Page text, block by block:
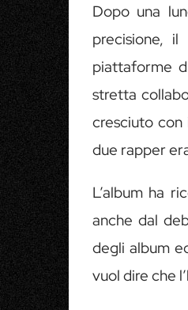
Dopo una
precisione,
piattaforme
stretta
cresciuto
due rapper
L’album ha
anche dal
degli album
vuol dire che